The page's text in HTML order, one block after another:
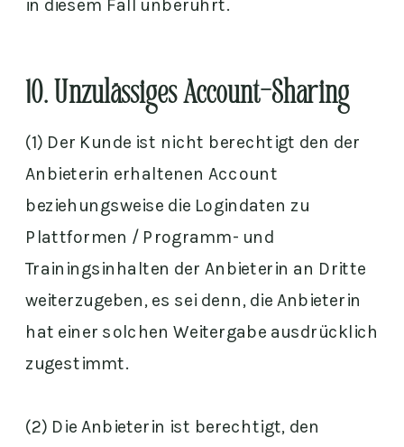
in diesem Fall unberührt.
(1) Der Kunde ist nicht berechtigt den der
Anbieterin erhaltenen Account
beziehungsweise die Logindaten zu
Plattformen / Programm- und
Trainingsinhalten der Anbieterin an Dritte
weiterzugeben, es sei denn, die Anbieterin
hat einer solchen Weitergabe ausdrücklich
zugestimmt.
(2) Die Anbieterin ist berechtigt, den
10. Unzulässiges Account-Sharing